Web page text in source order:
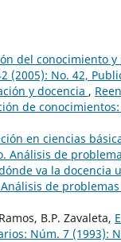
del conocimiento
No. 42,
y docencia ,
de
en ciencias
Análisis de
va la docencia
de
B.P. Zavaleta,
Núm. 7 (1993):